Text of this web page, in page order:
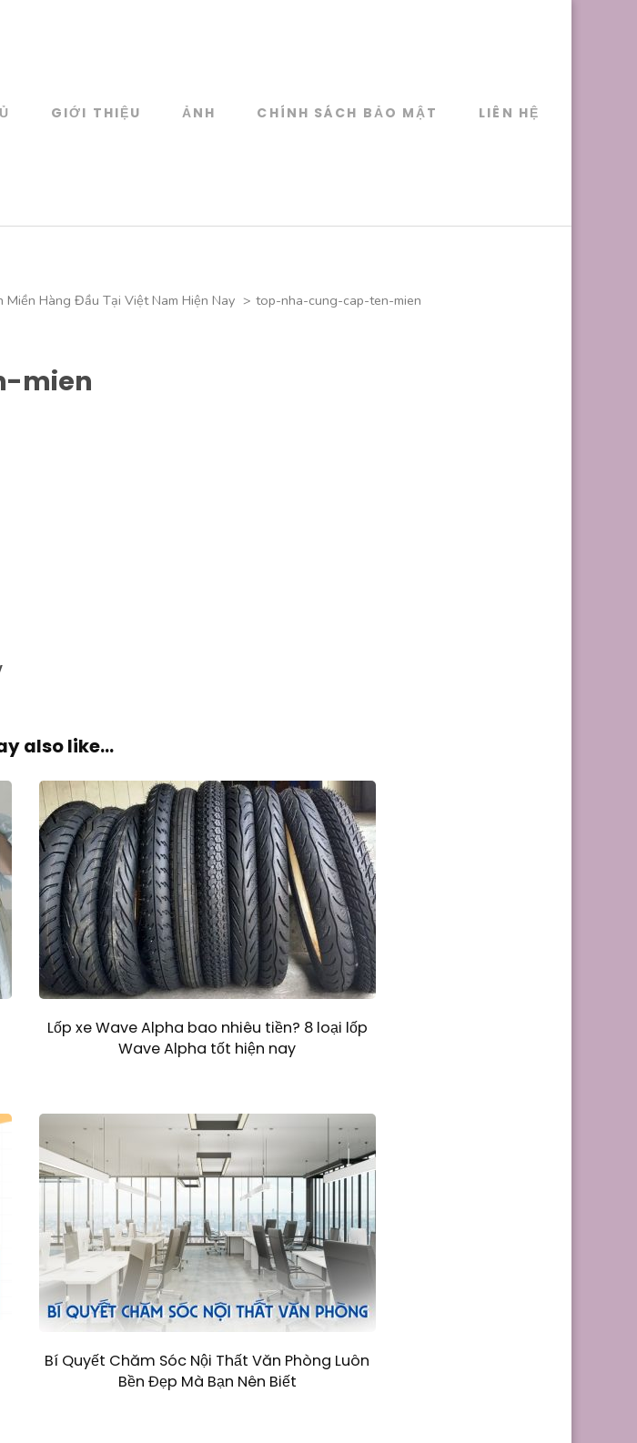
GIỚI THIỆU ẢNH CHÍNH SÁCH BẢO MẬT LIÊN HỆ
Miền Hàng Đầu Tại Việt Nam Hiện Nay > top-nha-cung-cap-ten-mien
mien
also like...
Lốp xe Wave Alpha bao nhiêu tiền? 8 loại lốp
Wave Alpha tốt hiện nay
Bí Quyết Chăm Sóc Nội Thất Văn Phòng Luôn
Bền Đẹp Mà Bạn Nên Biết